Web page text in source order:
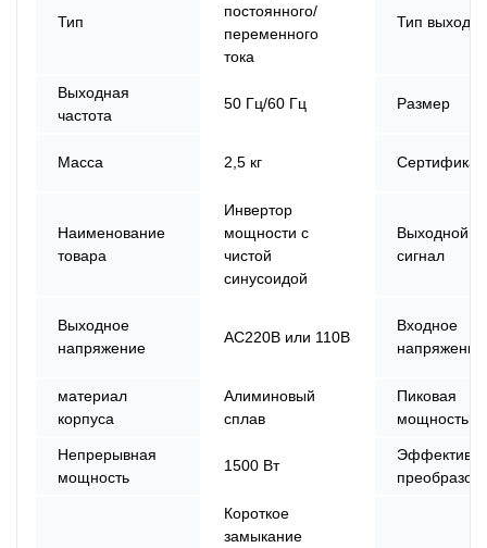
Тип
постоянного/
переменного
тока
Тип выхода
Выходная
частота
50 Гц/60 Гц Размер
Масса 2,5 кг Сертификат
Наименование
товара
Инвертор
мощности с
чистой
синусоидой
Выходной
сигнал
Выходное
напряжение
AC220В или 110В
Входное
напряжение
материал
корпуса
Алиминовый
сплав
Пиковая
мощность
Непрерывная
мощность
1500 Вт
Короткое
замыкание